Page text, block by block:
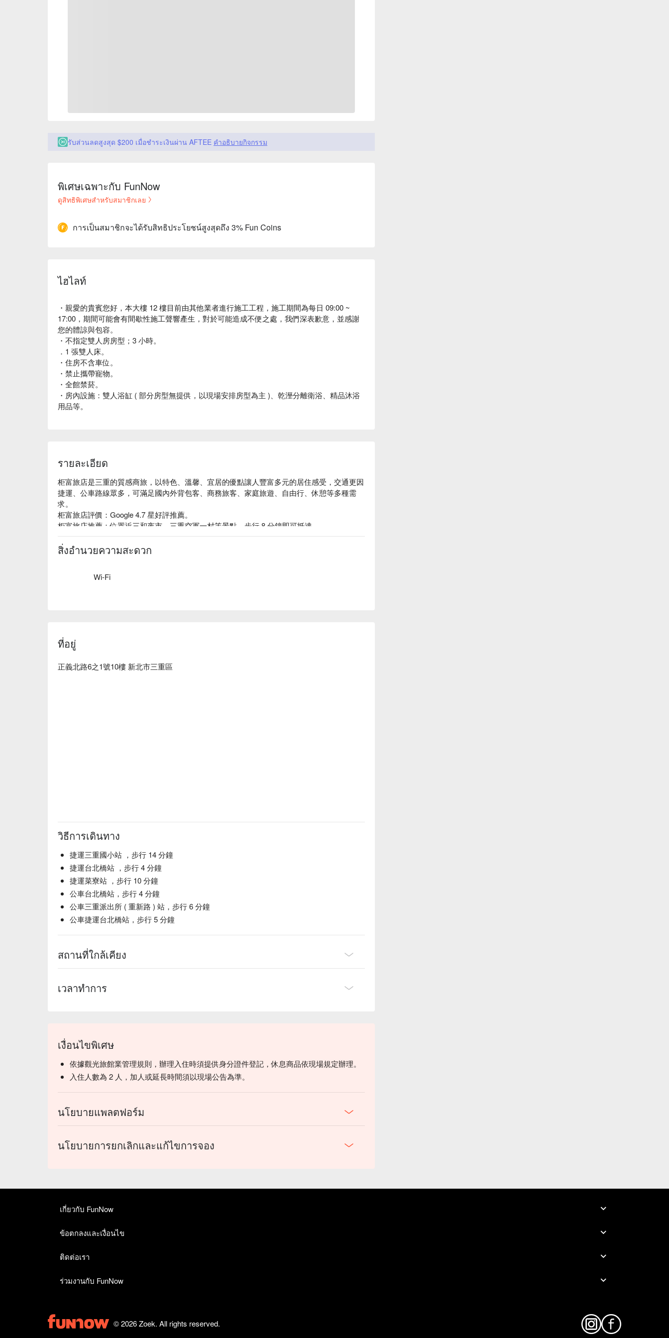
รับส่วนลดสูงสุด $200 เมื่อชำระเงินผ่าน AFTEE คำอธิบายกิจกรรม
พิเศษเฉพาะกับ FunNow
ดูสิทธิพิเศษสำหรับสมาชิกเลย
การเป็นสมาชิกจะได้รับสิทธิประโยชน์สูงสุดถึง 3% Fun Coins
ไฮไลท์
・親愛的貴賓您好，本大樓 12 樓目前由其他業者進行施工工程，施工期間為每日 09:00 ~
17:00，期間可能會有間歇性施工聲響產生，對於可能造成不便之處，我們深表歉意，並感謝
您的體諒與包容。
・不指定雙人房房型；3 小時。
．1 張雙人床。
・住房不含車位。
・禁止攜帶寵物。
・全館禁菸。
・房內設施：雙人浴缸 ( 部分房型無提供，以現場安排房型為主 )、乾溼分離衛浴、精品沐浴
用品等。
รายละเอียด
柜富旅店是三重的質感商旅，以特色、溫馨、宜居的優點讓人豐富多元的居住感受，交通更因
捷運、公車路線眾多，可滿足國內外背包客、商務旅客、家庭旅遊、自由行、休憩等多種需
求。
柜富旅店評價：Google 4.7 星好評推薦。
柜富旅店推薦：位置近三和夜市、三重空軍一村等景點，步行 8 分鐘即可抵達。
柜富旅店優惠、柜富旅店住宿方案、柜富旅店休息方案立刻查看⬇︎
สิ่งอำนวยความสะดวก
Wi-Fi
ที่อยู่
正義北路6之1號10樓 新北市三重區
วิธีการเดินทาง
捷運三重國小站 ，步行 14 分鐘
捷運台北橋站 ，步行 4 分鐘
捷運菜寮站 ，步行 10 分鐘
公車台北橋站，步行 4 分鐘
公車三重派出所 ( 重新路 ) 站，步行 6 分鐘
公車捷運台北橋站，步行 5 分鐘
สถานที่ใกล้เคียง
เวลาทำการ
เงื่อนไขพิเศษ
依據觀光旅館業管理規則，辦理入住時須提供身分證件登記，休息商品依現場規定辦理。
入住人數為 2 人，加人或延長時間須以現場公告為準。
นโยบายแพลตฟอร์ม
นโยบายการยกเลิกและแก้ไขการจอง
เกี่ยวกับ FunNow
ข้อตกลงและเงื่อนไข
ติดต่อเรา
ร่วมงานกับ FunNow
© 2026 Zoek. All rights reserved.